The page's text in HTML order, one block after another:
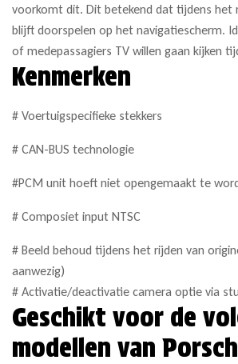
voorkomt dit. Dit betekend dat tijdens het
blijft doorspelen op het navigatiescherm.
of medepassagiers TV willen gaan kijken
Kenmerken
# Voertuigspecifieke stekkers
# CAN-BUS technologie
#PCM unit hoeft niet opengemaakt te
# Composiet input NTSC
# Beeld behoud tijdens het rijden van
aanwezig)
# Activatie/deactivatie camera optie via
Geschikt voor de
modellen van